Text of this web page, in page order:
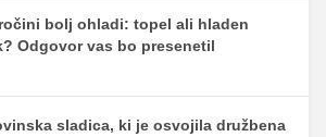
bolj ohladi: topel ali hladen
Odgovor vas bo presenetil
sladica, ki je osvojila družbena